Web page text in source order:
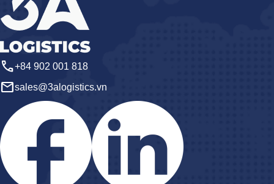
call+84 902 001 818
emailsales@3alogistics.vn